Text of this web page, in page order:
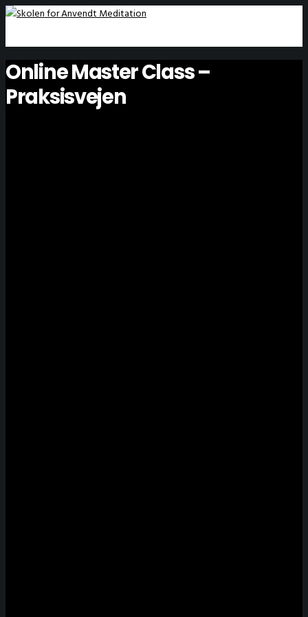
Online Master Class –
Praksisvejen